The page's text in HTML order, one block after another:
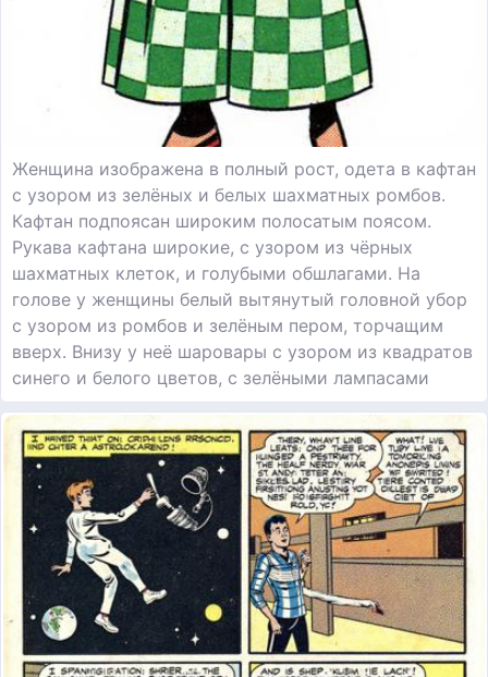
Женщина изображена в полный рост, одета в кафтан
с узором из зелёных и белых шахматных ромбов.
Кафтан подпоясан широким полосатым поясом.
Рукава кафтана широкие, с узором из чёрных
шахматных клеток, и голубыми обшлагами. На
голове у женщины белый вытянутый головной убор
с узором из ромбов и зелёным пером, торчащим
вверх. Внизу у неё шаровары с узором из квадратов
синего и белого цветов, с зелёными лампасами